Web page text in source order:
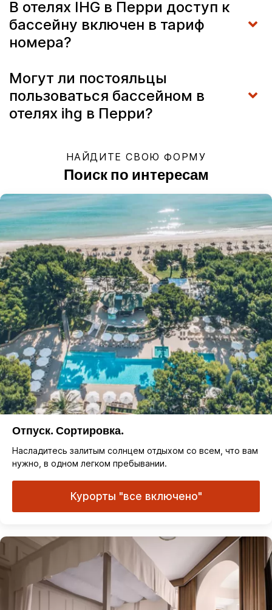
В отелях IHG в Перри доступ к
бассейну включен в тариф
номера?
Могут ли постояльцы
пользоваться бассейном в
отелях ihg в Перри?
НАЙДИТЕ СВОЮ ФОРМУ
Поиск по интересам
Отпуск. Сортировка.
Насладитесь залитым солнцем отдыхом со всем, что вам
нужно, в одном легком пребывании.
Курорты "все включено"